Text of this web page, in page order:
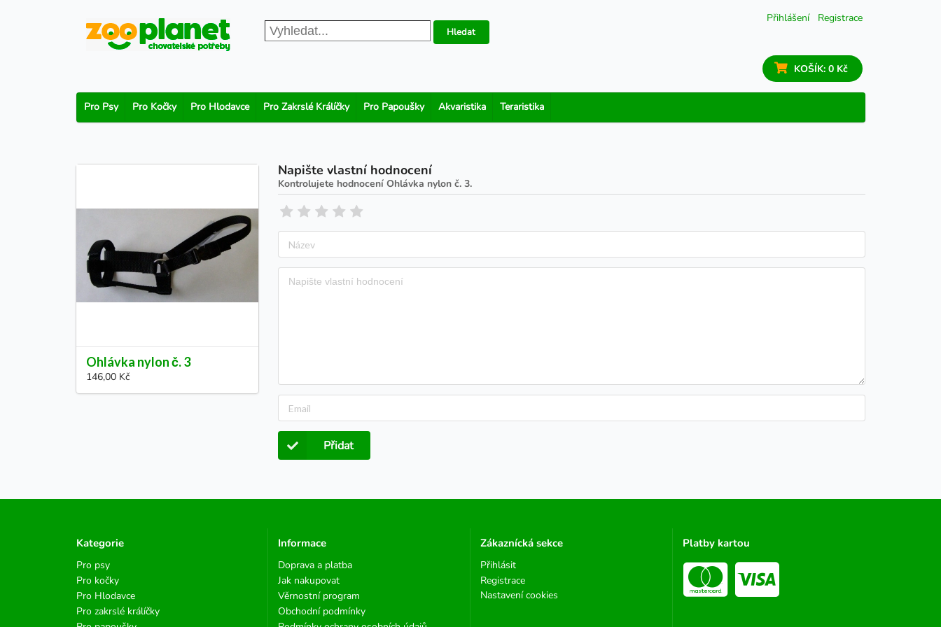
Přihlášení Registrace
Hledat
KOŠÍK: 0 Kč
Pro Psy Pro Kočky Pro Hlodavce Pro Zakrslé Králíčky Pro Papoušky Akvaristika Teraristika
Ohlávka nylon č. 3
146,00 Kč
Napište vlastní hodnocení
Kontrolujete hodnoceníOhlávka nylon č. 3.
Přidat
Kategorie
Pro psy
Pro kočky
Pro Hlodavce
Pro zakrslé králíčky
Informace
Doprava a platba
Jak nakupovat
Věrnostní program
Obchodní podmínky
Zákaznícká sekce
Přihlásit
Registrace
Nastavení cookies
Platby kartou